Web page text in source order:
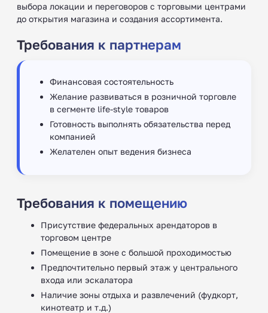
выбора локации и переговоров с торговыми центрами
до открытия магазина и создания ассортимента.
Требования к партнерам
Финансовая состоятельность
Желание развиваться в розничной торговле
в сегменте life-style товаров
Готовность выполнять обязательства перед
компанией
Желателен опыт ведения бизнеса
Требования к помещению
Присутствие федеральных арендаторов в
торговом центре
Помещение в зоне с большой проходимостью
Предпочтительно первый этаж у центрального
входа или эскалатора
Наличие зоны отдыха и развлечений (фудкорт,
кинотеатр и т.д.)